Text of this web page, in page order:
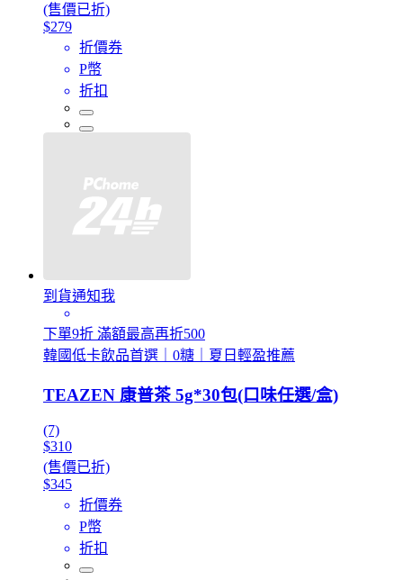
(售價已折)
$279
折價券
P幣
折扣
到貨通知我
下單9折 滿額最高再折500
韓國低卡飲品首選｜0糖｜夏日輕盈推薦
TEAZEN 康普茶 5g*30包(口味任選/盒)
(7)
$310
(售價已折)
$345
折價券
P幣
折扣